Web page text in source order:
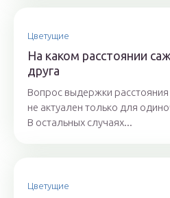
Цветущие
На каком расстоянии
друга
Вопрос выдержки
не актуален только для
В остальных случаях...
Цветущие